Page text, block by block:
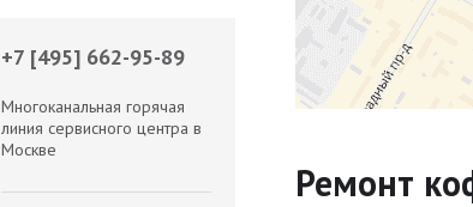
Ремонт
+7 [495] 662-95-89
Многоканальная горячая
линия сервисного центра в
Москве